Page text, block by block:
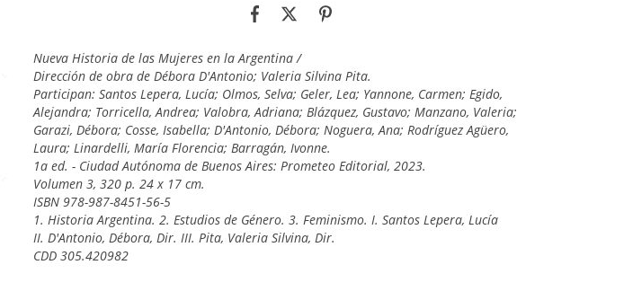
Nueva Historia de las Mujeres en la Argentina /
Dirección de obra de Débora D'Antonio; Valeria Silvina Pita.
Participan: Santos Lepera, Lucía; Olmos, Selva; Geler, Lea; Yannone, Carmen; Egido,
Alejandra; Torricella, Andrea; Valobra, Adriana; Blázquez, Gustavo; Manzano, Valeria;
Garazi, Débora; Cosse, Isabella; D'Antonio, Débora; Noguera, Ana; Rodríguez Agüero,
Laura; Linardelli, María Florencia; Barragán, Ivonne.
1a ed. - Ciudad Autónoma de Buenos Aires: Prometeo Editorial, 2023.
Volumen 3, 320 p. 24 x 17 cm.
ISBN 978-987-8451-56-5
1. Historia Argentina. 2. Estudios de Género. 3. Feminismo. I. Santos Lepera, Lucía
II. D'Antonio, Débora, Dir. III. Pita, Valeria Silvina, Dir.
CDD 305.420982